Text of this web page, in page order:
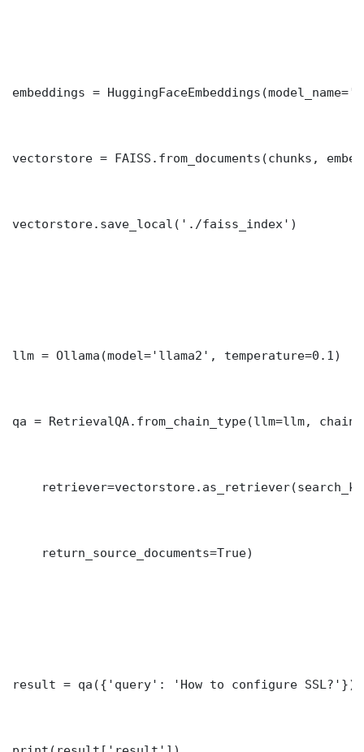
embeddings =
vectorstore = FAISS.from_documents(chunks,
vectorstore.save_local('./faiss_index')
llm = Ollama(model='llama2', temperature=0.1)
qa = RetrievalQA.from_chain_type(llm=llm,
    return_source_documents=True)
result = qa({'query': 'How to configure SSL?'})